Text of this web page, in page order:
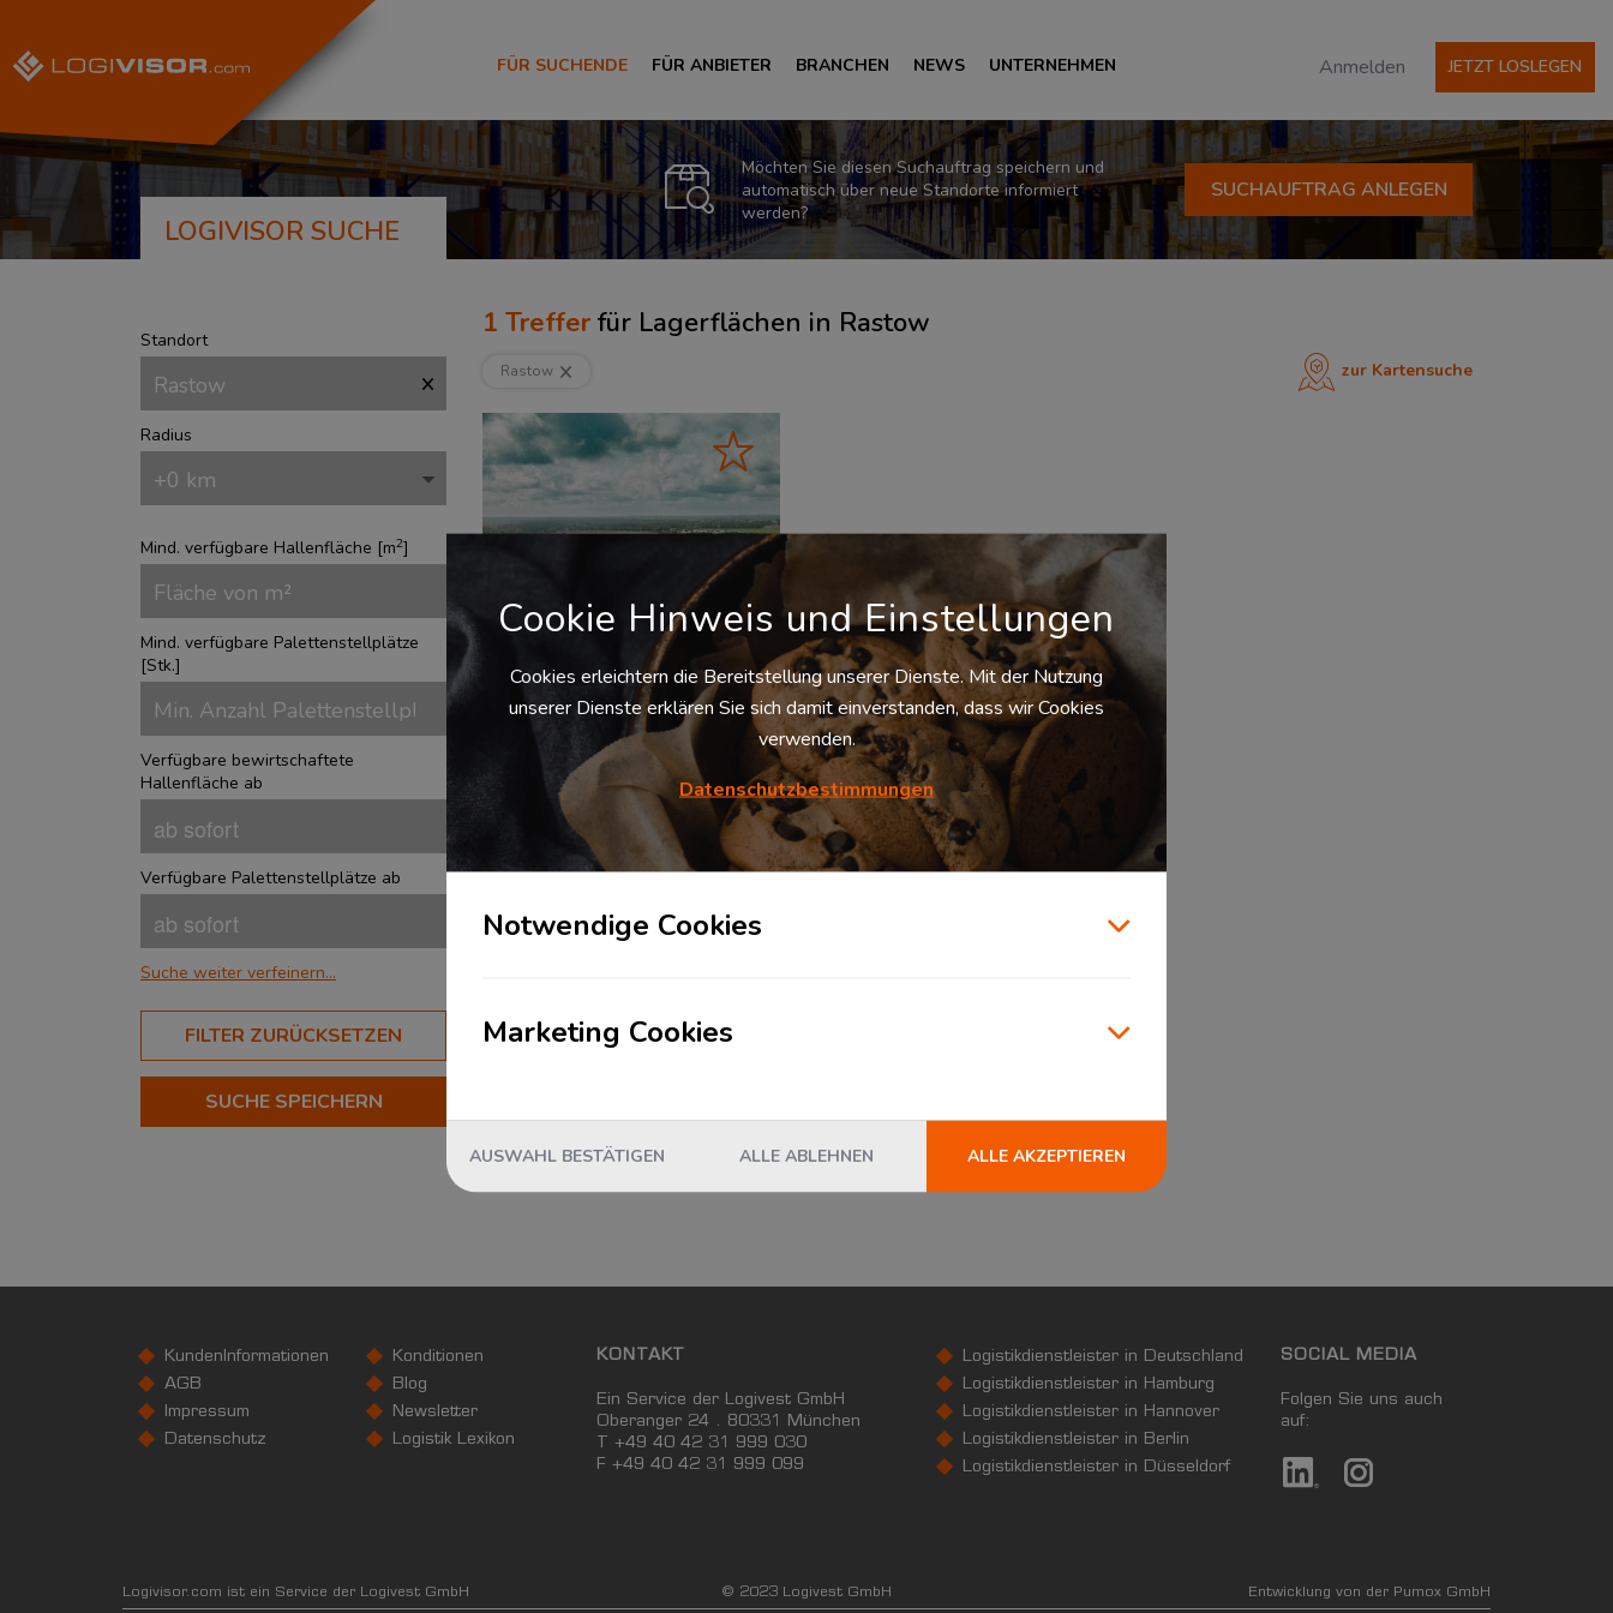
FÜR SUCHENDE FÜR ANBIETER BRANCHEN NEWS UNTERNEHMEN Anmelden JETZT LOSLEGEN
Möchten Sie diesen Suchauftrag speichern und
automatisch über neue Standorte informiert
werden?
SUCHAUFTRAG ANLEGEN
LOGIVISOR SUCHE
Standort
Radius
Mind. verfügbare Hallenfläche [m2]
Mind. verfügbare Palettenstellplätze
[Stk.]
Verfügbare bewirtschaftete
Hallenfläche ab
Verfügbare Palettenstellplätze ab
Suche weiter verfeinern...
BRANCHEN
Aerospace ?
Automotive ?
Beauty & Lifestyle ?
Fashion & Lifestyle ?
Home & Living ?
Industrial
Konsumgüterindustrie
FILTER ZURÜCKSETZEN
SUCHE SPEICHERN
1 Treffer für Lagerflächen in Rastow
Rastow zur Kartensuche
RTEG Fahrbinde
19077 Rastow , Deutschland
Verfügbare
Palettenstellplätze
Preis pro
Palettenstellplatz
KundenInformationen
AGB
Impressum
Datenschutz
Konditionen
Blog
Newsletter
Logistik Lexikon
KONTAKT
Ein Service der Logivest GmbH
Oberanger 24 . 80331 München
T +49 40 42 31 999 030
F +49 40 42 31 999 099
Logistikdienstleister in Deutschland
Logistikdienstleister in Hamburg
Logistikdienstleister in Hannover
Logistikdienstleister in Berlin
Logistikdienstleister in Düsseldorf
SOCIAL MEDIA
Folgen Sie uns auch
auf:
Cookie Hinweis und Einstellungen
Cookies erleichtern die Bereitstellung unserer Dienste. Mit der Nutzung
unserer Dienste erklären Sie sich damit einverstanden, dass wir Cookies
verwenden.
Datenschutzbestimmungen
Notwendige Cookies
Marketing Cookies
AUSWAHL BESTÄTIGEN ALLE ABLEHNEN ALLE AKZEPTIEREN
Logivisor.com ist ein Service der Logivest GmbH © 2023 Logivest GmbH Entwicklung von der Pumox GmbH